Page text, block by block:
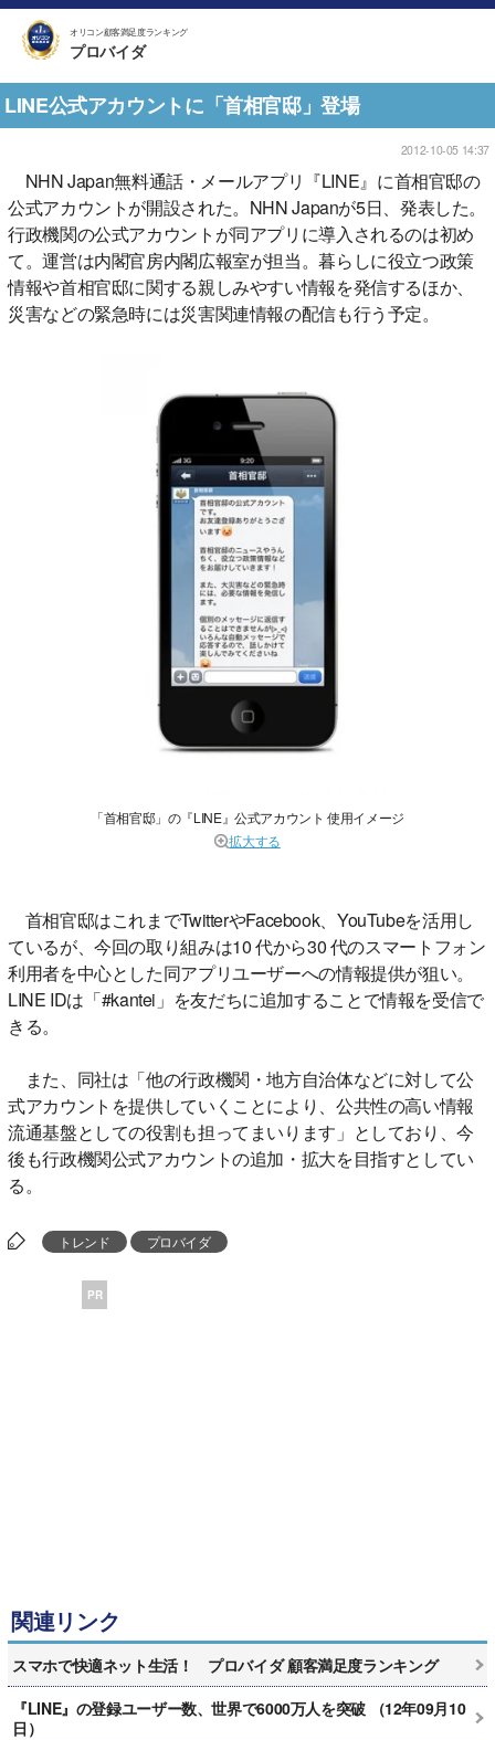
オリコン顧客満足度ランキング
プロバイダ
LINE公式アカウントに「首相官邸」登場
2012-10-05 14:37
NHN Japan無料通話・メールアプリ『LINE』に首相官邸の
公式アカウントが開設された。NHN Japanが5日、発表した。
行政機関の公式アカウントが同アプリに導入されるのは初め
て。運営は内閣官房内閣広報室が担当。暮らしに役立つ政策
情報や首相官邸に関する親しみやすい情報を発信するほか、
災害などの緊急時には災害関連情報の配信も行う予定。
「首相官邸」の『LINE』公式アカウント 使用イメージ
拡大する
首相官邸はこれまでTwitterやFacebook、YouTubeを活用し
ているが、今回の取り組みは10 代から30 代のスマートフォン
利用者を中心とした同アプリユーザーへの情報提供が狙い。
LINE IDは「#kantei」を友だちに追加することで情報を受信で
きる。
また、同社は「他の行政機関・地方自治体などに対して公
式アカウントを提供していくことにより、公共性の高い情報
流通基盤としての役割も担ってまいります」としており、今
後も行政機関公式アカウントの追加・拡大を目指すとしてい
る。
トレンド プロバイダ
PR
関連リンク
スマホで快適ネット生活！ プロバイダ 顧客満足度ランキング
『LINE』の登録ユーザー数、世界で6000万人を突破 （12年09月10
日）